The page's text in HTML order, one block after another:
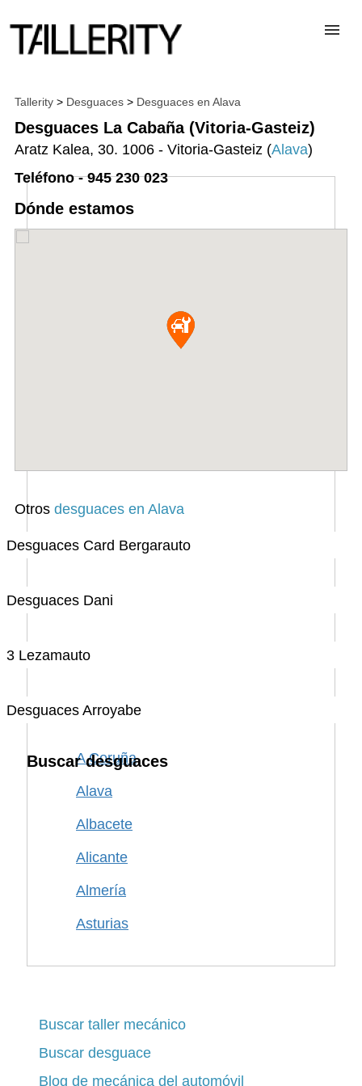
TALLERES
DESGUACES
PARA PROFESIONALES
Tallerity > Desguaces > Desguaces en Alava
Desguaces La Cabaña (Vitoria-Gasteiz)
Aratz Kalea, 30. 1006 - Vitoria-Gasteiz (Alava)
Teléfono - 945 230 023
Dónde estamos
Otros desguaces en Alava
Desguaces Card Bergarauto
Desguaces Dani
3 Lezamauto
Desguaces Arroyabe
Buscar desguaces
A Coruña
Alava
Albacete
Alicante
Almería
Asturias
Barcelona
Burgos
Buscar taller mecánico
Buscar desguace
Blog de mecánica del automóvil